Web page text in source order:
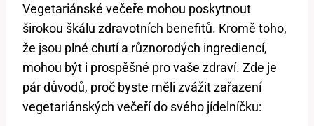
Vegetariánské večeře mohou poskytnout
širokou škálu zdravotních benefitů. Kromě toho,
že jsou plné chutí a různorodých ingrediencí,
mohou být i prospěšné pro vaše zdraví. Zde je
pár důvodů, proč byste měli zvážit zařazení
vegetariánských večeří do svého jídelníčku: